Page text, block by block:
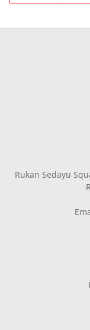
Rukan Sedayu